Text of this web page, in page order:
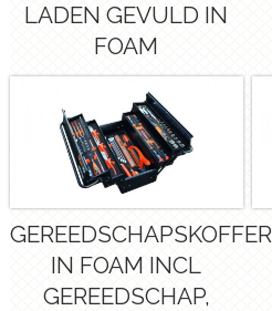
LADEN GEVULD IN
FOAM
GEREEDSCHAPSKOFFER
IN FOAM INCL
GEREEDSCHAP,